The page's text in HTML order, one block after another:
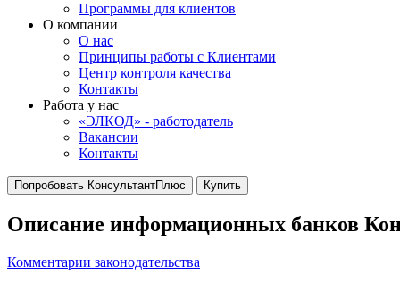
Программы для клиентов
О компании
О нас
Принципы работы с Клиентами
Центр контроля качества
Контакты
Работа у нас
«ЭЛКОД» - работодатель
Вакансии
Контакты
Попробовать КонсультантПлюс Купить
Описание информационных банков
Комментарии законодательства